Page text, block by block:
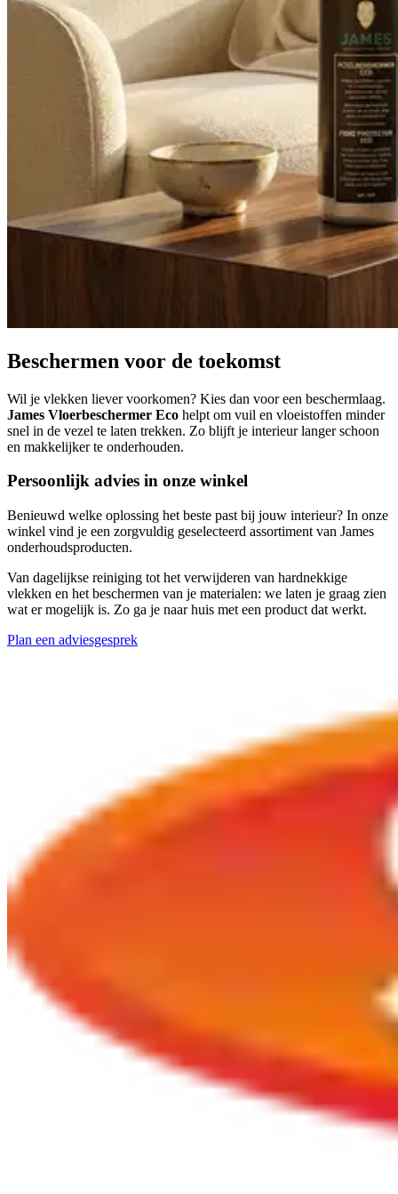
Beschermen voor de toekomst
Wil je vlekken liever voorkomen? Kies dan voor een beschermlaag.
James Vloerbeschermer Eco helpt om vuil en vloeistoffen minder
snel in de vezel te laten trekken. Zo blijft je interieur langer schoon
en makkelijker te onderhouden.
Persoonlijk advies in onze winkel
Benieuwd welke oplossing het beste past bij jouw interieur? In onze
winkel vind je een zorgvuldig geselecteerd assortiment van James
onderhoudsproducten.
Van dagelijkse reiniging tot het verwijderen van hardnekkige
vlekken en het beschermen van je materialen: we laten je graag zien
wat er mogelijk is. Zo ga je naar huis met een product dat werkt.
Plan een adviesgesprek